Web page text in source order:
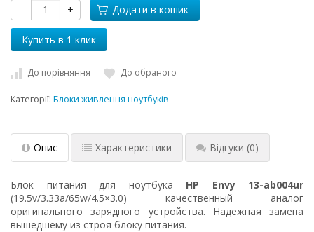
- + Додати в кошик
До порівняння До обраного
Категорії: Блоки живлення ноутбуків
Опис Характеристики Відгуки (0)
Блок питания для ноутбука HP Envy 13-ab004ur
(19.5v/3.33a/65w/4.5×3.0) качественный аналог
оригинального зарядного устройства. Надежная замена
вышедшему из строя блоку питания.